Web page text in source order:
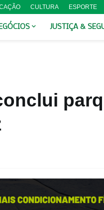
CULTURA ESPORTE
JUSTIÇA &